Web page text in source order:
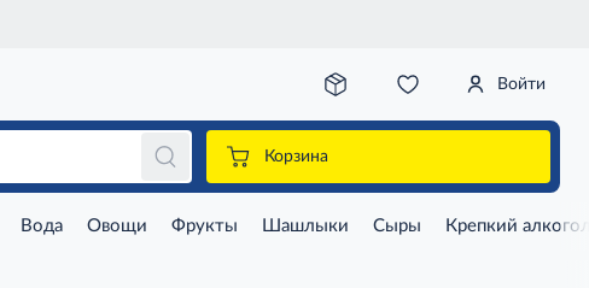
Войти
Корзина
Вода Овощи Фрукты Шашлыки Сыры Крепкий